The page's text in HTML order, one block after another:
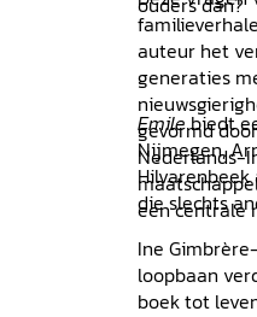
auteur het
generaties
gevormd
Nederlands-
een centrale
Emilebiedt
Nijmegen,
die slechts
Ine
loopbaan
boek tot